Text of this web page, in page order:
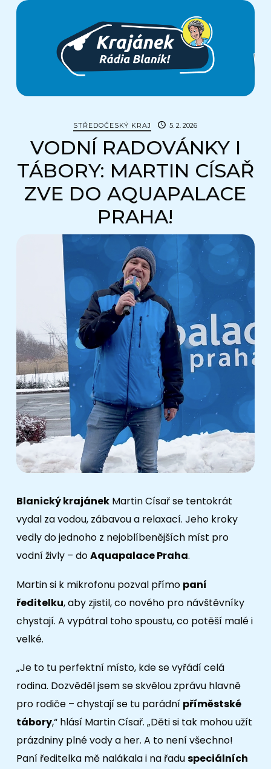
Krajánek
Rádia
STŘEDOČESKÝ KRAJ 5. 2. 2026
VODNÍ RADOVÁNKY I
TÁBORY: MARTIN CÍSAŘ
ZVE DO AQUAPALACE
PRAHA!
Blanický krajánekMartin Císař se tentokrát
vydal za vodou, zábavou a relaxací. Jeho kroky
vedly do jednoho z nejoblíbenějších míst pro
vodní živly – doAquapalace Praha.
Martin si k mikrofonu pozval přímo paní
ředitelku, aby zjistil, co nového pro návštěvníky
chystají. A vypátral toho spoustu, co potěší malé i
velké.
„Je to tu perfektní místo, kde se vyřádí celá
rodina. Dozvěděl jsem se skvělou zprávu hlavně
pro rodiče – chystají se tu parádní příměstské
tábory,“ hlásí Martin Císař. „Děti si tak mohou užít
prázdniny plné vody a her. A to není všechno!
Paní ředitelka mě nalákala i na řaduspeciálních